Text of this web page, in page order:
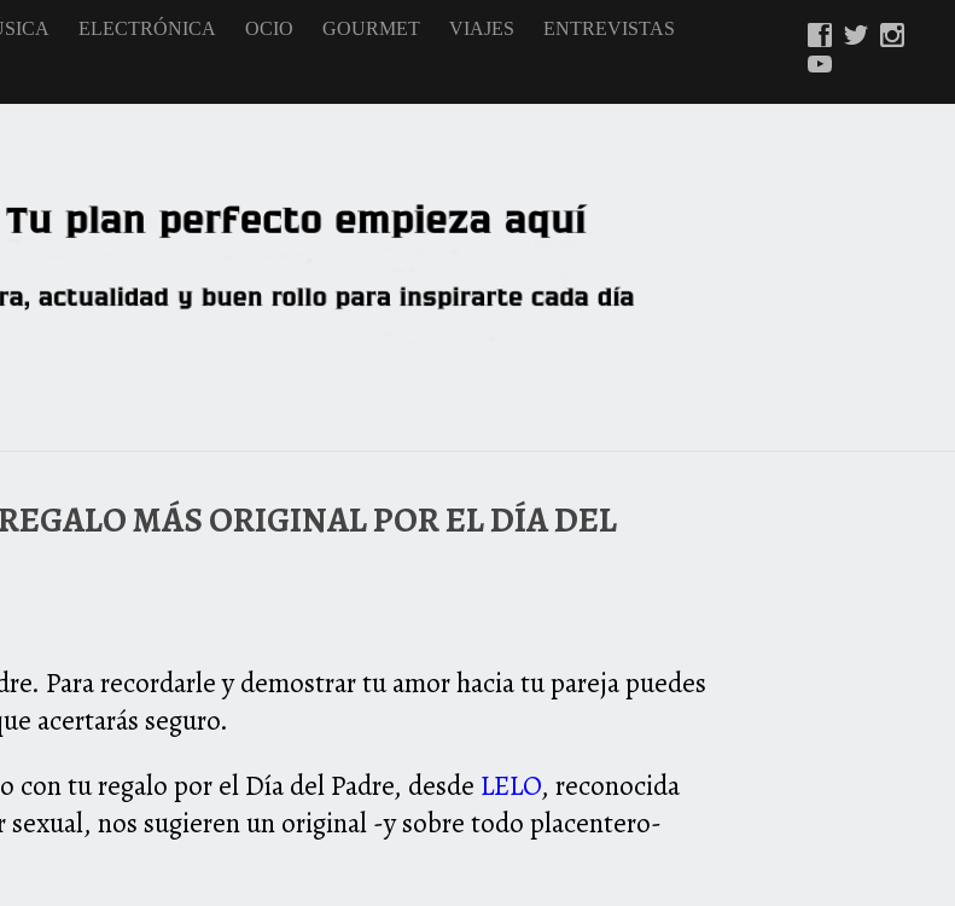
ELECTRÓNICA OCIO GOURMET VIAJES ENTREVISTAS
MÁS ORIGINAL POR EL DÍA DEL
Para recordarle y demostrar tu amor hacia tu pareja puedes
acertarás seguro.
con tu regalo por el Día del Padre, desde LELO, reconocida
nos sugieren un original -y sobre todo placentero-